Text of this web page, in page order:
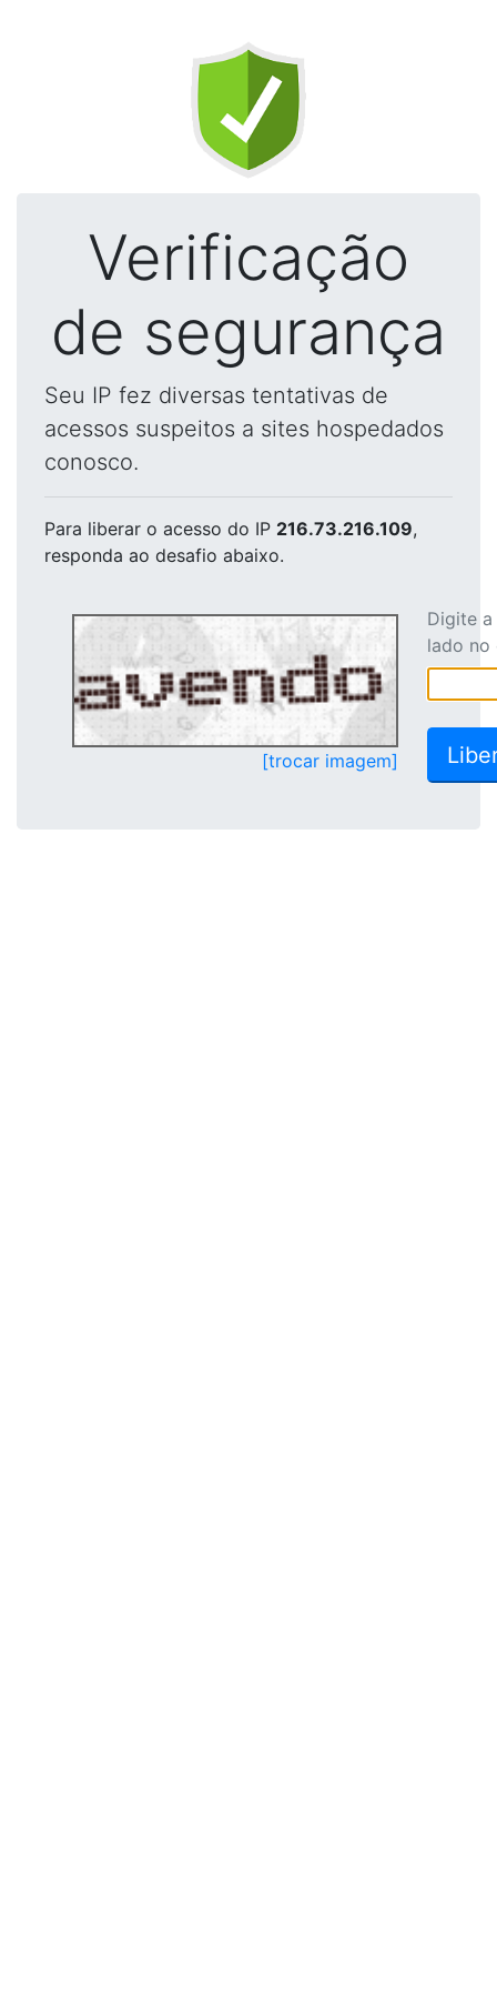
Verificação
de segurança
Seu IP fez diversas tentativas de
acessos suspeitos a sites hospedados
conosco.
Para liberar o acesso do IP 216.73.216.109,
responda ao desafio abaixo.
[trocar imagem]
Digite
lado no